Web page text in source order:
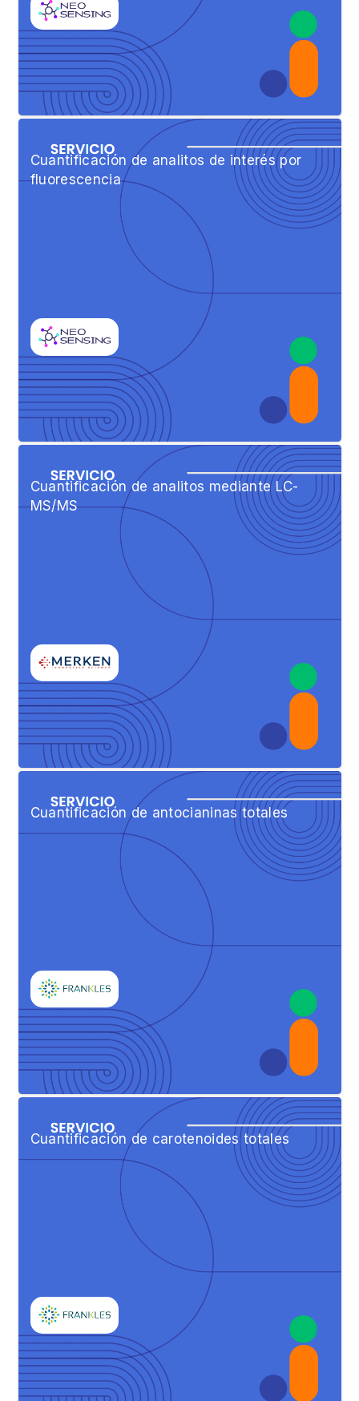
Cuantificación de analitos de interés por
fluorescencia
Cuantificación de analitos mediante LC-
MS/MS
Cuantificación de antocianinas totales
Cuantificación de carotenoides totales